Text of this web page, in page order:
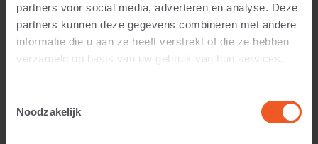
partners voor social media, adverteren en analyse. Deze
partners kunnen deze gegevens combineren met andere
informatie die u aan ze heeft verstrekt of die ze hebben
verzameld op basis van uw gebruik van hun services.
Noodzakelijk
5 CM DICKE